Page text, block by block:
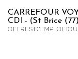
CARREFOUR
CDI - (St Brice
OFFRES D'EMPLOI